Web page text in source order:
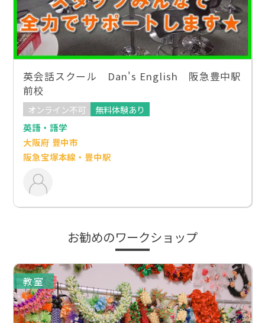
英会話スクール Dan's English 阪急豊中駅
前校
オンライン不可
無料体験あり
英語・語学
大阪府 豊中市
阪急宝塚本線・豊中駅
お勧めのワークショップ
教室